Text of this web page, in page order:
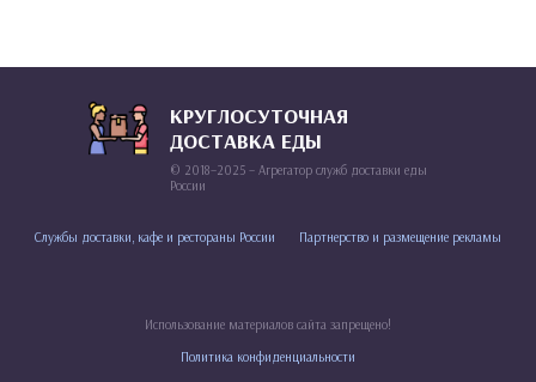
КРУГЛОСУТОЧНАЯ
ДОСТАВКА ЕДЫ
© 2018–2025 – Агрегатор служб доставки еды
России
Службы доставки, кафе и рестораны России Партнерство и размещение рекламы
Использование материалов сайта запрещено!
Политика конфиденциальности